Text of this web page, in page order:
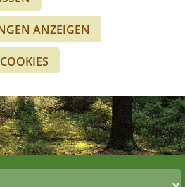
perfecte
ANZEIGEN